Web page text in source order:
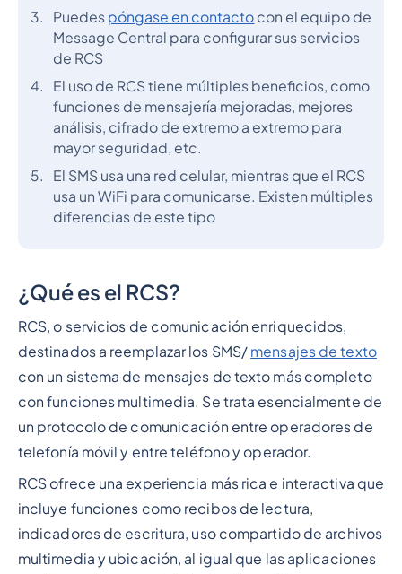
Puedes póngase en contacto con el equipo de
Message Central para configurar sus servicios
de RCS
El uso de RCS tiene múltiples beneficios, como
funciones de mensajería mejoradas, mejores
análisis, cifrado de extremo a extremo para
mayor seguridad, etc.
El SMS usa una red celular, mientras que el RCS
usa un WiFi para comunicarse. Existen múltiples
diferencias de este tipo
¿Qué es el RCS?
RCS, o servicios de comunicación enriquecidos,
destinados a reemplazar los SMS/ mensajes de texto
con un sistema de mensajes de texto más completo
con funciones multimedia. Se trata esencialmente de
un protocolo de comunicación entre operadores de
telefonía móvil y entre teléfono y operador.
RCS ofrece una experiencia más rica e interactiva que
incluye funciones como recibos de lectura,
indicadores de escritura, uso compartido de archivos
multimedia y ubicación, al igual que las aplicaciones